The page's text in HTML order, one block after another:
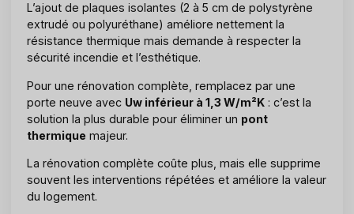
L’ajout de plaques isolantes (2 à 5 cm de polystyrène
extrudé ou polyuréthane) améliore nettement la
résistance thermique mais demande à respecter la
sécurité incendie et l’esthétique.
Pour une rénovation complète, remplacez par une
porte neuve avec Uw inférieur à 1,3 W/m²K : c’est la
solution la plus durable pour éliminer un pont
thermique majeur.
La rénovation complète coûte plus, mais elle supprime
souvent les interventions répétées et améliore la valeur
du logement.